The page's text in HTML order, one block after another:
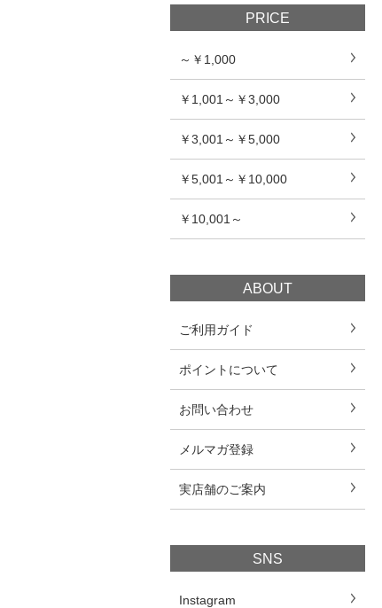
PRICE
～￥1,000
￥1,001～￥3,000
￥3,001～￥5,000
￥5,001～￥10,000
￥10,001～
ABOUT
ご利用ガイド
ポイントについて
お問い合わせ
メルマガ登録
実店舗のご案内
SNS
Instagram